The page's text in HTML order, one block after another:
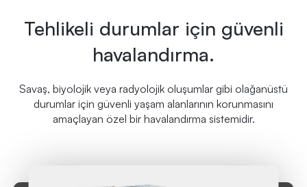
Tehlikeli durumlar için güvenli
havalandırma.
Savaş, biyolojik veya radyolojik oluşumlar gibi olağanüstü
durumlar için güvenli yaşam alanlarının korunmasını
amaçlayan özel bir havalandırma sistemidir.